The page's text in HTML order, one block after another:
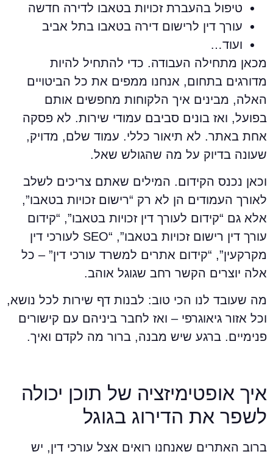
טיפול בהעברת זכויות בטאבו לדירה חדשה
עורך דין לרישום דירה בטאבו בתל אביב
ועוד…
מכאן מתחילה העבודה. כדי להתחיל להיות
מדורגים בתחום, אנחנו ממפים את כל הביטויים
האלה, מבינים איך הלקוחות מחפשים אותם
בפועל, ואז בונים סביבם עמודי שירות. לא פסקה
אחת באתר. לא תיאור כללי. עמוד שלם, מדויק,
שעונה בדיוק על מה שהגולש שאל.
וכאן נכנס הקידום. המילים שאתם צריכים לשלב
לאורך העמודים הן לא רק “רישום זכויות בטאבו”,
אלא גם “קידום לעורך דין זכויות בטאבו”, “קידום
עורך דין רישום זכויות בטאבו”, “SEO לעורכי דין
מקרקעין”, “קידום אתרים למשרד עורכי דין” – כל
אלה יוצרים הקשר רחב שגוגל אוהב.
מה שעובד לנו הכי טוב: לבנות דף שירות לכל נושא,
וכל אזור גיאוגרפי – ואז לחבר ביניהם עם קישורים
פנימיים. ברגע שיש מבנה, ברור מה לקדם ואיך.
איך אופטימיזציה של תוכן יכולה
לשפר את הדירוג בגוגל
ברוב האתרים שאנחנו רואים אצל עורכי דין, יש